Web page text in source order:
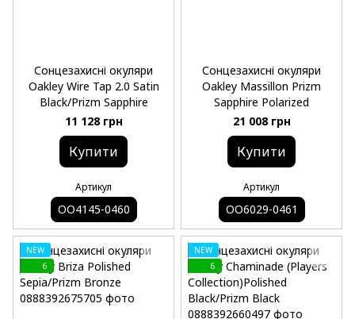
Сонцезахисні окуляри
Oakley Wire Tap 2.0 Satin
Black/Prizm Sapphire
11 128 грн
Купити
Артикул
OO4145-0460
Сонцезахисні окуляри
Oakley Massillon Prizm
Sapphire Polarized
21 008 грн
Купити
Артикул
OO6029-0461
NEW
6
NEW
6